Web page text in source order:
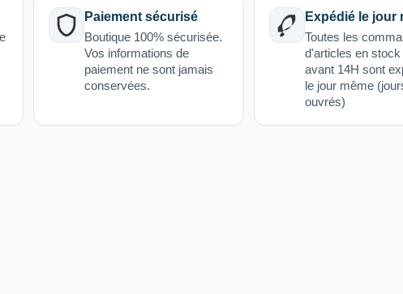
Paiement sécurisé
Boutique 100% sécurisée.
Vos informations de
paiement ne sont jamais
conservées.
Expédié le jour
Toutes les
d'articles en
avant 14H sont
le jour même
ouvrés)